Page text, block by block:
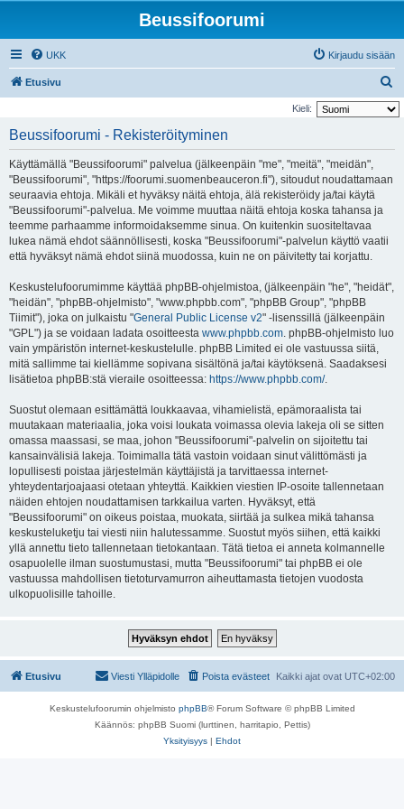
Beussifoorumi
UKK Kirjaudu sisään
Etusivu
t
Kieli:
Beussifoorumi - Rekisteröityminen
Käyttämällä "Beussifoorumi" palvelua (jälkeenpäin "me", "meitä", "meidän",
"Beussifoorumi", "https://foorumi.suomenbeauceron.fi"), sitoudut noudattamaan
seuraavia ehtoja. Mikäli et hyväksy näitä ehtoja, älä rekisteröidy ja/tai käytä
"Beussifoorumi"-palvelua. Me voimme muuttaa näitä ehtoja koska tahansa ja
teemme parhaamme informoidaksemme sinua. On kuitenkin suositeltavaa
lukea nämä ehdot säännöllisesti, koska "Beussifoorumi"-palvelun käyttö vaatii
että hyväksyt nämä ehdot siinä muodossa, kuin ne on päivitetty tai korjattu.
Keskustelufoorumimme käyttää phpBB-ohjelmistoa, (jälkeenpäin "he", "heidät",
"heidän", "phpBB-ohjelmisto", "www.phpbb.com", "phpBB Group", "phpBB
Tiimit"), joka on julkaistu "General Public License v2" -lisenssillä (jälkeenpäin
"GPL") ja se voidaan ladata osoitteesta www.phpbb.com. phpBB-ohjelmisto luo
vain ympäristön internet-keskustelulle. phpBB Limited ei ole vastuussa siitä,
mitä sallimme tai kiellämme sopivana sisältönä ja/tai käytöksenä. Saadaksesi
lisätietoa phpBB:stä vieraile osoitteessa: https://www.phpbb.com/.
Suostut olemaan esittämättä loukkaavaa, vihamielistä, epämoraalista tai
muutakaan materiaalia, joka voisi loukata voimassa olevia lakeja oli se sitten
omassa maassasi, se maa, johon "Beussifoorumi"-palvelin on sijoitettu tai
kansainvälisiä lakeja. Toimimalla tätä vastoin voidaan sinut välittömästi ja
lopullisesti poistaa järjestelmän käyttäjistä ja tarvittaessa internet-
yhteydentarjoajaasi otetaan yhteyttä. Kaikkien viestien IP-osoite tallennetaan
näiden ehtojen noudattamisen tarkkailua varten. Hyväksyt, että
"Beussifoorumi" on oikeus poistaa, muokata, siirtää ja sulkea mikä tahansa
keskusteluketju tai viesti niin halutessamme. Suostut myös siihen, että kaikki
yllä annettu tieto tallennetaan tietokantaan. Tätä tietoa ei anneta kolmannelle
osapuolelle ilman suostumustasi, mutta "Beussifoorumi" tai phpBB ei ole
vastuussa mahdollisen tietoturvamurron aiheuttamasta tietojen vuodosta
ulkopuolisille tahoille.
Etusivu Kaikki ajat ovat UTC+02:00
Poista evästeet
Viesti Ylläpidolle
Keskustelufoorumin ohjelmisto phpBB® Forum Software © phpBB Limited
Käännös: phpBB Suomi (lurttinen, harritapio, Pettis)
Yksityisyys | Ehdot